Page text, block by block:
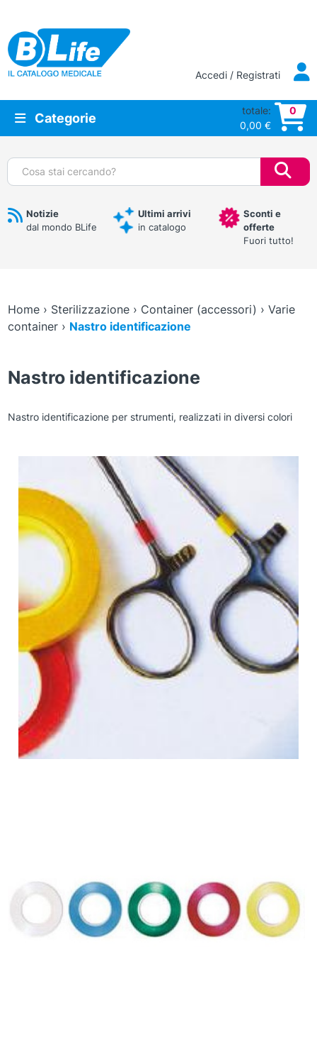
Vai al contenuto principale
Accedi / Registrati
Categorie
totale:
0,00 €
0
Cerca:
Notizie
dal mondo BLife
Ultimi arrivi
in catalogo
Sconti e
offerte
Fuori tutto!
Home› Sterilizzazione› Container (accessori) › Varie
container› Nastro identificazione
Nastro identificazione
Nastro identificazione per strumenti, realizzati in diversi colori